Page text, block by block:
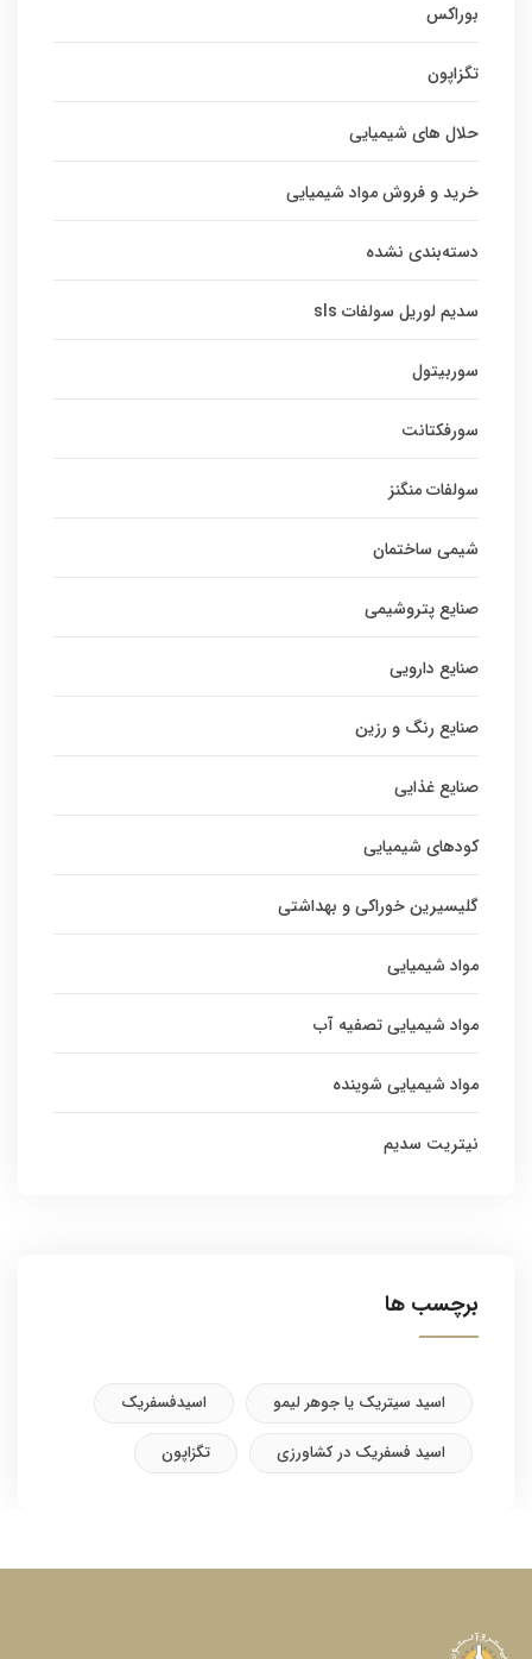
بوراکس
تگزاپون
حلال های شیمیایی
خرید و فروش مواد شیمیایی
دسته‌بندی نشده
سدیم لوریل سولفات sls
سوربیتول
سورفکتانت
سولفات منگنز
شیمی ساختمان
صنایع پتروشیمی
صنایع دارویی
صنایع رنگ و رزین
صنایع غذایی
کودهای شیمیایی
گلیسیرین خوراکی و بهداشتی
مواد شیمیایی
مواد شیمیایی تصفیه آب
مواد شیمیایی شوینده
نیتریت سدیم
برچسب ها
اسید سیتریک یا جوهر لیمو
اسیدفسفریک
اسید فسفریک در کشاورزی
تگزاپون